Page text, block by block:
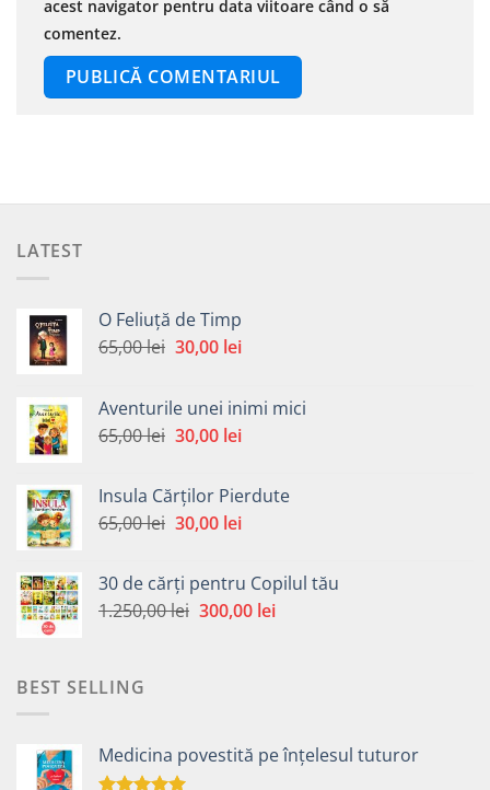
acest navigator pentru data viitoare când o să
comentez.
LATEST
O Feliuță de Timp
65,00lei Prețul
fost:
65,00 lei.
30,00 leiPrețul
30,00 lei.
Aventurile unei inimi mici
65,00lei Prețul
fost:
65,00 lei.
30,00 leiPrețul
30,00 lei.
Insula Cărților Pierdute
65,00lei Prețul
fost:
65,00 lei.
30,00 leiPrețul
30,00 lei.
30 de cărți pentru Copilul tău
1.250,00lei Prețul
300,00 leiPrețul
BEST SELLING
Medicina povestită pe înțelesul tuturor